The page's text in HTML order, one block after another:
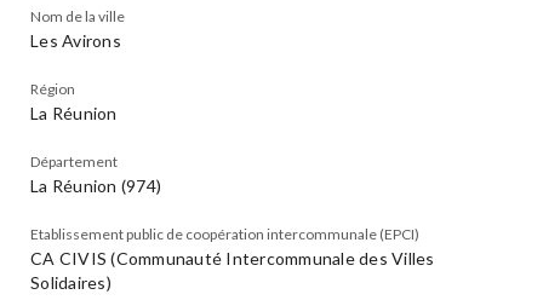
Nom de la ville
Les Avirons
Région
La Réunion
Département
La Réunion (974)
Etablissement public de coopération intercommunale (EPCI)
CA CIVIS (Communauté Intercommunale des Villes
Solidaires)